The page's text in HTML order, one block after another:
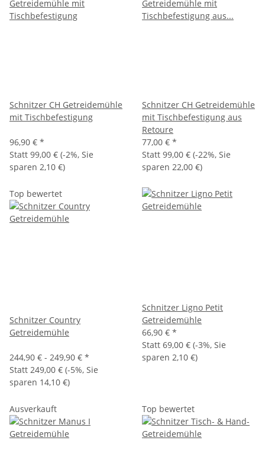
Schnitzer CH Getreidemühle
mit Tischbefestigung
96,90 € *
Statt 99,00 € (-2%, Sie
sparen 2,10 €)
Schnitzer CH Getreidemühle
mit Tischbefestigung aus
Retoure
77,00 € *
Statt 99,00 € (-22%, Sie
sparen 22,00 €)
Top bewertet
Schnitzer Country
Getreidemühle
244,90 € - 249,90 € *
Statt 249,00 € (-5%, Sie
sparen 14,10 €)
Schnitzer Ligno Petit
Getreidemühle
66,90 € *
Statt 69,00 € (-3%, Sie
sparen 2,10 €)
Ausverkauft Top bewertet